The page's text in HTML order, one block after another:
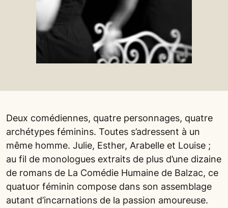
Deux comédiennes, quatre personnages, quatre
archétypes féminins. Toutes s’adressent à un
même homme. Julie, Esther, Arabelle et Louise ;
au fil de monologues extraits de plus d’une dizaine
de romans de La Comédie Humaine de Balzac, ce
quatuor féminin compose dans son assemblage
autant d’incarnations de la passion amoureuse.